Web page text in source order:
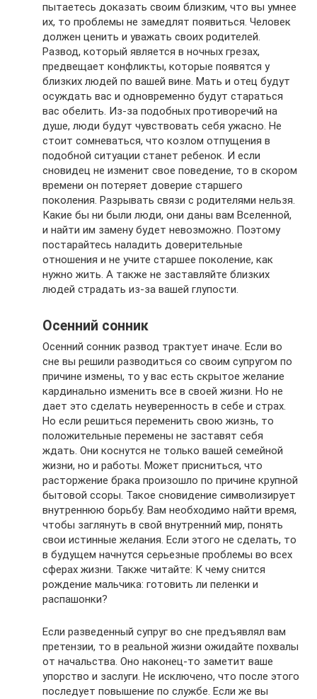
пытаетесь доказать своим близким, что вы умнее
их, то проблемы не замедлят появиться. Человек
должен ценить и уважать своих родителей.
Развод, который является в ночных грезах,
предвещает конфликты, которые появятся у
близких людей по вашей вине. Мать и отец будут
осуждать вас и одновременно будут стараться
вас обелить. Из-за подобных противоречий на
душе, люди будут чувствовать себя ужасно. Не
стоит сомневаться, что козлом отпущения в
подобной ситуации станет ребенок. И если
сновидец не изменит свое поведение, то в скором
времени он потеряет доверие старшего
поколения. Разрывать связи с родителями нельзя.
Какие бы ни были люди, они даны вам Вселенной,
и найти им замену будет невозможно. Поэтому
постарайтесь наладить доверительные
отношения и не учите старшее поколение, как
нужно жить. А также не заставляйте близких
людей страдать из-за вашей глупости.
Осенний сонник
Осенний сонник развод трактует иначе. Если во
сне вы решили разводиться со своим супругом по
причине измены, то у вас есть скрытое желание
кардинально изменить все в своей жизни. Но не
дает это сделать неуверенность в себе и страх.
Но если решиться переменить свою жизнь, то
положительные перемены не заставят себя
ждать. Они коснутся не только вашей семейной
жизни, но и работы. Может присниться, что
расторжение брака произошло по причине крупной
бытовой ссоры. Такое сновидение символизирует
внутреннюю борьбу. Вам необходимо найти время,
чтобы заглянуть в свой внутренний мир, понять
свои истинные желания. Если этого не сделать, то
в будущем начнутся серьезные проблемы во всех
сферах жизни. Также читайте: К чему снится
рождение мальчика: готовить ли пеленки и
распашонки?
Если разведенный супруг во сне предъявлял вам
претензии, то в реальной жизни ожидайте похвалы
от начальства. Оно наконец-то заметит ваше
упорство и заслуги. Не исключено, что после этого
последует повышение по службе. Если же вы